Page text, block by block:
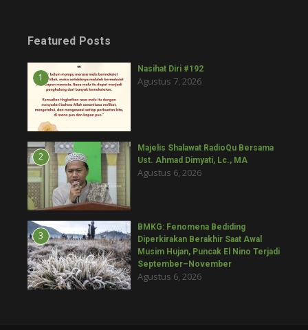
Featured Posts
1
Nasihat Diri #192
Agustus 7, 2026
2
Majelis Shalawat RadioQu Bersama
Ust. Ahmad Dimyati, Lc., MA
Agustus 6, 2026
3
BMKG: Fenomena Bediding
Diperkirakan Berakhir Saat Awal
Musim Hujan, Puncak El Nino Terjadi
September–November
Agustus 6, 2026